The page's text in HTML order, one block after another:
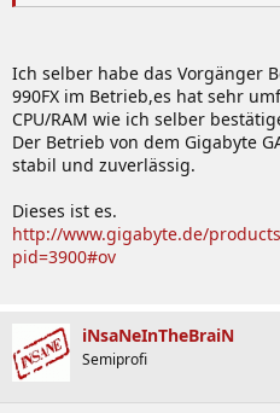
Ich selber habe das Vorgänger
990FX im Betrieb,es hat sehr
CPU/RAM wie ich selber
Der Betrieb von dem Gigabyte
stabil und zuverlässig.
Dieses ist es.
http://www.gigabyte.de/
pid=3900#ov
iNsaNeInTheBraiN
Semiprofi